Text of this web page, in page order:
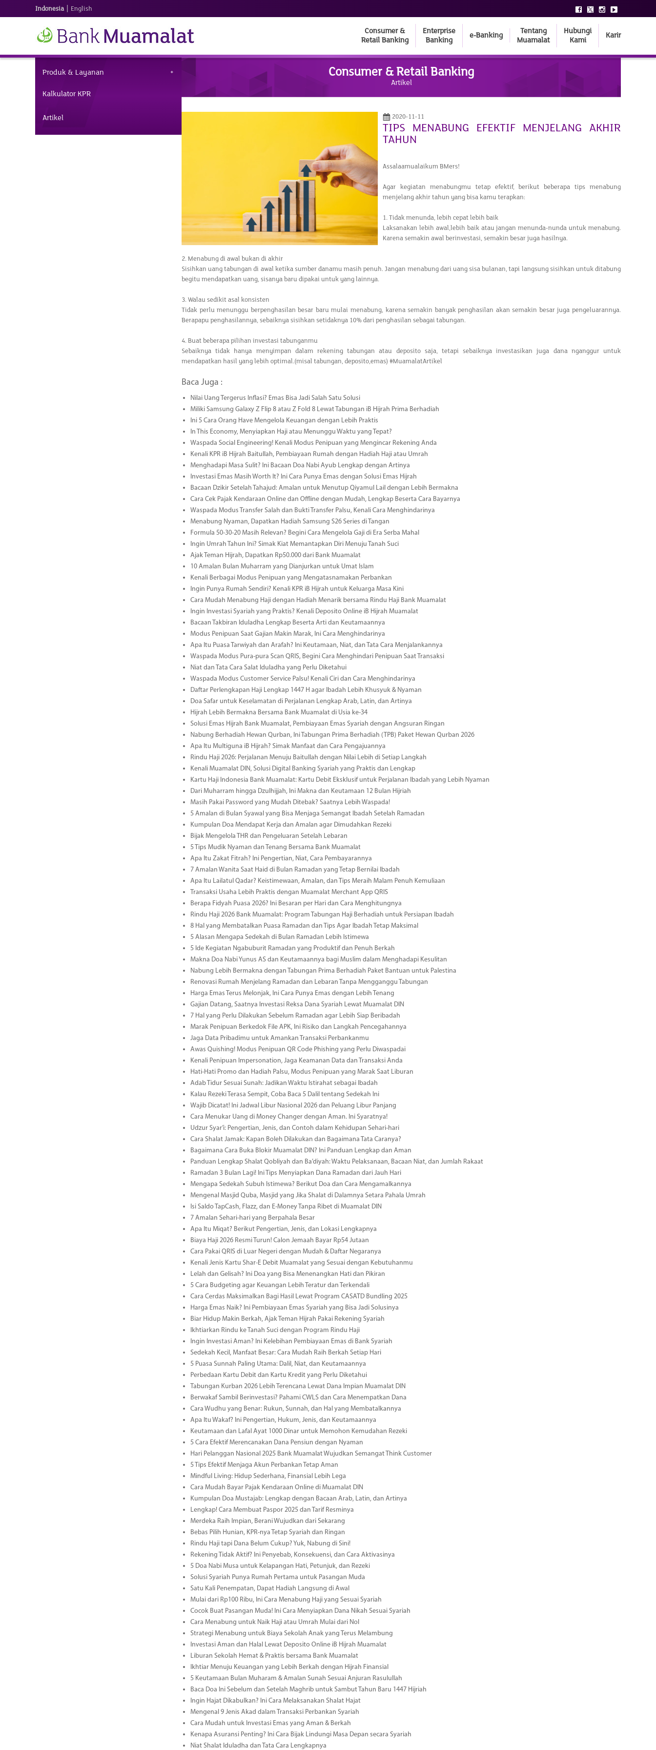
Indonesia | English
Consumer &
Retail Banking
Enterprise
Banking
e-Banking
Tentang
Muamalat
Hubungi
Kami
Karir
Produk & Layanan
Kalkulator KPR
Artikel
Consumer & Retail Banking
Artikel
2020-11-11
TIPS MENABUNG EFEKTIF MENJELANG AKHIR
TAHUN
Assalaamualaikum BMers!
Agar kegiatan menabungmu tetap efektif, berikut beberapa tips menabung
menjelang akhir tahun yang bisa kamu terapkan:
1. Tidak menunda, lebih cepat lebih baik
Laksanakan lebih awal,lebih baik atau jangan menunda-nunda untuk menabung.
Karena semakin awal berinvestasi, semakin besar juga hasilnya.
2. Menabung di awal bukan di akhir
Sisihkan uang tabungan di awal ketika sumber danamu masih penuh. Jangan menabung dari uang sisa bulanan, tapi langsung sisihkan untuk ditabung
begitu mendapatkan uang, sisanya baru dipakai untuk yang lainnya.
3. Walau sedikit asal konsisten
Tidak perlu menunggu berpenghasilan besar baru mulai menabung, karena semakin banyak penghasilan akan semakin besar juga pengeluarannya.
Berapapu penghasilannya, sebaiknya sisihkan setidaknya 10% dari penghasilan sebagai tabungan.
4. Buat beberapa pilihan investasi tabunganmu
Sebaiknya tidak hanya menyimpan dalam rekening tabungan atau deposito saja, tetapi sebaiknya investasikan juga dana nganggur untuk
mendapatkan hasil yang lebih optimal.(misal tabungan, deposito,emas) #MuamalatArtikel
Baca Juga :
Nilai Uang Tergerus Inflasi? Emas Bisa Jadi Salah Satu Solusi
Miliki Samsung Galaxy Z Flip 8 atau Z Fold 8 Lewat Tabungan iB Hijrah Prima Berhadiah
Ini 5 Cara Orang Have Mengelola Keuangan dengan Lebih Praktis
In This Economy, Menyiapkan Haji atau Menunggu Waktu yang Tepat?
Waspada Social Engineering! Kenali Modus Penipuan yang Mengincar Rekening Anda
Kenali KPR iB Hijrah Baitullah, Pembiayaan Rumah dengan Hadiah Haji atau Umrah
Menghadapi Masa Sulit? Ini Bacaan Doa Nabi Ayub Lengkap dengan Artinya
Investasi Emas Masih Worth It? Ini Cara Punya Emas dengan Solusi Emas Hijrah
Bacaan Dzikir Setelah Tahajud: Amalan untuk Menutup Qiyamul Lail dengan Lebih Bermakna
Cara Cek Pajak Kendaraan Online dan Offline dengan Mudah, Lengkap Beserta Cara Bayarnya
Waspada Modus Transfer Salah dan Bukti Transfer Palsu, Kenali Cara Menghindarinya
Menabung Nyaman, Dapatkan Hadiah Samsung S26 Series di Tangan
Formula 50-30-20 Masih Relevan? Begini Cara Mengelola Gaji di Era Serba Mahal
Ingin Umrah Tahun Ini? Simak Kiat Memantapkan Diri Menuju Tanah Suci
Ajak Teman Hijrah, Dapatkan Rp50.000 dari Bank Muamalat
10 Amalan Bulan Muharram yang Dianjurkan untuk Umat Islam
Kenali Berbagai Modus Penipuan yang Mengatasnamakan Perbankan
Ingin Punya Rumah Sendiri? Kenali KPR iB Hijrah untuk Keluarga Masa Kini
Cara Mudah Menabung Haji dengan Hadiah Menarik bersama Rindu Haji Bank Muamalat
Ingin Investasi Syariah yang Praktis? Kenali Deposito Online iB Hijrah Muamalat
Bacaan Takbiran Iduladha Lengkap Beserta Arti dan Keutamaannya
Modus Penipuan Saat Gajian Makin Marak, Ini Cara Menghindarinya
Apa Itu Puasa Tarwiyah dan Arafah? Ini Keutamaan, Niat, dan Tata Cara Menjalankannya
Waspada Modus Pura-pura Scan QRIS, Begini Cara Menghindari Penipuan Saat Transaksi
Niat dan Tata Cara Salat Iduladha yang Perlu Diketahui
Waspada Modus Customer Service Palsu! Kenali Ciri dan Cara Menghindarinya
Daftar Perlengkapan Haji Lengkap 1447 H agar Ibadah Lebih Khusyuk & Nyaman
Doa Safar untuk Keselamatan di Perjalanan Lengkap Arab, Latin, dan Artinya
Hijrah Lebih Bermakna Bersama Bank Muamalat di Usia ke-34
Solusi Emas Hijrah Bank Muamalat, Pembiayaan Emas Syariah dengan Angsuran Ringan
Nabung Berhadiah Hewan Qurban, Ini Tabungan Prima Berhadiah (TPB) Paket Hewan Qurban 2026
Apa Itu Multiguna iB Hijrah? Simak Manfaat dan Cara Pengajuannya
Rindu Haji 2026: Perjalanan Menuju Baitullah dengan Nilai Lebih di Setiap Langkah
Kenali Muamalat DIN, Solusi Digital Banking Syariah yang Praktis dan Lengkap
Kartu Haji Indonesia Bank Muamalat: Kartu Debit Eksklusif untuk Perjalanan Ibadah yang Lebih Nyaman
Dari Muharram hingga Dzulhijjah, Ini Makna dan Keutamaan 12 Bulan Hijriah
Masih Pakai Password yang Mudah Ditebak? Saatnya Lebih Waspada!
5 Amalan di Bulan Syawal yang Bisa Menjaga Semangat Ibadah Setelah Ramadan
Kumpulan Doa Mendapat Kerja dan Amalan agar Dimudahkan Rezeki
Bijak Mengelola THR dan Pengeluaran Setelah Lebaran
5 Tips Mudik Nyaman dan Tenang Bersama Bank Muamalat
Apa Itu Zakat Fitrah? Ini Pengertian, Niat, Cara Pembayarannya
7 Amalan Wanita Saat Haid di Bulan Ramadan yang Tetap Bernilai Ibadah
Apa Itu Lailatul Qadar? Keistimewaan, Amalan, dan Tips Meraih Malam Penuh Kemuliaan
Transaksi Usaha Lebih Praktis dengan Muamalat Merchant App QRIS
Berapa Fidyah Puasa 2026? Ini Besaran per Hari dan Cara Menghitungnya
Rindu Haji 2026 Bank Muamalat: Program Tabungan Haji Berhadiah untuk Persiapan Ibadah
8 Hal yang Membatalkan Puasa Ramadan dan Tips Agar Ibadah Tetap Maksimal
5 Alasan Mengapa Sedekah di Bulan Ramadan Lebih Istimewa
5 Ide Kegiatan Ngabuburit Ramadan yang Produktif dan Penuh Berkah
Makna Doa Nabi Yunus AS dan Keutamaannya bagi Muslim dalam Menghadapi Kesulitan
Nabung Lebih Bermakna dengan Tabungan Prima Berhadiah Paket Bantuan untuk Palestina
Renovasi Rumah Menjelang Ramadan dan Lebaran Tanpa Mengganggu Tabungan
Harga Emas Terus Melonjak, Ini Cara Punya Emas dengan Lebih Tenang
Gajian Datang, Saatnya Investasi Reksa Dana Syariah Lewat Muamalat DIN
7 Hal yang Perlu Dilakukan Sebelum Ramadan agar Lebih Siap Beribadah
Marak Penipuan Berkedok File APK, Ini Risiko dan Langkah Pencegahannya
Jaga Data Pribadimu untuk Amankan Transaksi Perbankanmu
Awas Quishing! Modus Penipuan QR Code Phishing yang Perlu Diwaspadai
Kenali Penipuan Impersonation, Jaga Keamanan Data dan Transaksi Anda
Hati-Hati Promo dan Hadiah Palsu, Modus Penipuan yang Marak Saat Liburan
Adab Tidur Sesuai Sunah: Jadikan Waktu Istirahat sebagai Ibadah
Kalau Rezeki Terasa Sempit, Coba Baca 5 Dalil tentang Sedekah Ini
Wajib Dicatat! Ini Jadwal Libur Nasional 2026 dan Peluang Libur Panjang
Cara Menukar Uang di Money Changer dengan Aman. Ini Syaratnya!
Udzur Syar’i: Pengertian, Jenis, dan Contoh dalam Kehidupan Sehari-hari
Cara Shalat Jamak: Kapan Boleh Dilakukan dan Bagaimana Tata Caranya?
Bagaimana Cara Buka Blokir Muamalat DIN? Ini Panduan Lengkap dan Aman
Panduan Lengkap Shalat Qobliyah dan Ba’diyah: Waktu Pelaksanaan, Bacaan Niat, dan Jumlah Rakaat
Ramadan 3 Bulan Lagi! Ini Tips Menyiapkan Dana Ramadan dari Jauh Hari
Mengapa Sedekah Subuh Istimewa? Berikut Doa dan Cara Mengamalkannya
Mengenal Masjid Quba, Masjid yang Jika Shalat di Dalamnya Setara Pahala Umrah
Isi Saldo TapCash, Flazz, dan E-Money Tanpa Ribet di Muamalat DIN
7 Amalan Sehari-hari yang Berpahala Besar
Apa Itu Miqat? Berikut Pengertian, Jenis, dan Lokasi Lengkapnya
Biaya Haji 2026 Resmi Turun! Calon Jemaah Bayar Rp54 Jutaan
Cara Pakai QRIS di Luar Negeri dengan Mudah & Daftar Negaranya
Kenali Jenis Kartu Shar-E Debit Muamalat yang Sesuai dengan Kebutuhanmu
Lelah dan Gelisah? Ini Doa yang Bisa Menenangkan Hati dan Pikiran
5 Cara Budgeting agar Keuangan Lebih Teratur dan Terkendali
Cara Cerdas Maksimalkan Bagi Hasil Lewat Program CASATD Bundling 2025
Harga Emas Naik? Ini Pembiayaan Emas Syariah yang Bisa Jadi Solusinya
Biar Hidup Makin Berkah, Ajak Teman Hijrah Pakai Rekening Syariah
Ikhtiarkan Rindu ke Tanah Suci dengan Program Rindu Haji
Ingin Investasi Aman? Ini Kelebihan Pembiayaan Emas di Bank Syariah
Sedekah Kecil, Manfaat Besar: Cara Mudah Raih Berkah Setiap Hari
5 Puasa Sunnah Paling Utama: Dalil, Niat, dan Keutamaannya
Perbedaan Kartu Debit dan Kartu Kredit yang Perlu Diketahui
Tabungan Kurban 2026 Lebih Terencana Lewat Dana Impian Muamalat DIN
Berwakaf Sambil Berinvestasi? Pahami CWLS dan Cara Menempatkan Dana
Cara Wudhu yang Benar: Rukun, Sunnah, dan Hal yang Membatalkannya
Apa Itu Wakaf? Ini Pengertian, Hukum, Jenis, dan Keutamaannya
Keutamaan dan Lafal Ayat 1000 Dinar untuk Memohon Kemudahan Rezeki
5 Cara Efektif Merencanakan Dana Pensiun dengan Nyaman
Hari Pelanggan Nasional 2025 Bank Muamalat Wujudkan Semangat Think Customer
5 Tips Efektif Menjaga Akun Perbankan Tetap Aman
Mindful Living: Hidup Sederhana, Finansial Lebih Lega
Cara Mudah Bayar Pajak Kendaraan Online di Muamalat DIN
Kumpulan Doa Mustajab: Lengkap dengan Bacaan Arab, Latin, dan Artinya
Lengkap! Cara Membuat Paspor 2025 dan Tarif Resminya
Merdeka Raih Impian, Berani Wujudkan dari Sekarang
Bebas Pilih Hunian, KPR-nya Tetap Syariah dan Ringan
Rindu Haji tapi Dana Belum Cukup? Yuk, Nabung di Sini!
Rekening Tidak Aktif? Ini Penyebab, Konsekuensi, dan Cara Aktivasinya
5 Doa Nabi Musa untuk Kelapangan Hati, Petunjuk, dan Rezeki
Solusi Syariah Punya Rumah Pertama untuk Pasangan Muda
Satu Kali Penempatan, Dapat Hadiah Langsung di Awal
Mulai dari Rp100 Ribu, Ini Cara Menabung Haji yang Sesuai Syariah
Cocok Buat Pasangan Muda! Ini Cara Menyiapkan Dana Nikah Sesuai Syariah
Cara Menabung untuk Naik Haji atau Umrah Mulai dari Nol
Strategi Menabung untuk Biaya Sekolah Anak yang Terus Melambung
Investasi Aman dan Halal Lewat Deposito Online iB Hijrah Muamalat
Liburan Sekolah Hemat & Praktis bersama Bank Muamalat
Ikhtiar Menuju Keuangan yang Lebih Berkah dengan Hijrah Finansial
5 Keutamaan Bulan Muharam & Amalan Sunah Sesuai Anjuran Rasulullah
Baca Doa Ini Sebelum dan Setelah Maghrib untuk Sambut Tahun Baru 1447 Hijriah
Ingin Hajat Dikabulkan? Ini Cara Melaksanakan Shalat Hajat
Mengenal 9 Jenis Akad dalam Transaksi Perbankan Syariah
Cara Mudah untuk Investasi Emas yang Aman & Berkah
Kenapa Asuransi Penting? Ini Cara Bijak Lindungi Masa Depan secara Syariah
Niat Shalat Iduladha dan Tata Cara Lengkapnya